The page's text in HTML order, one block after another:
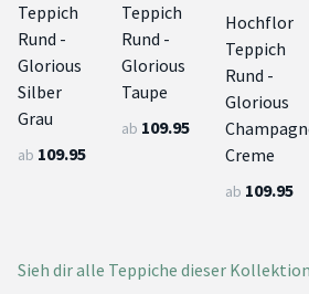
Teppich
Rund -
Glorious
Silber
Grau
ab 109.95
Teppich
Rund -
Glorious
Taupe
ab 109.95
Hochflor
Teppich
Rund -
Glorious
Creme
ab 109.95
Sieh dir alle Teppiche dieser